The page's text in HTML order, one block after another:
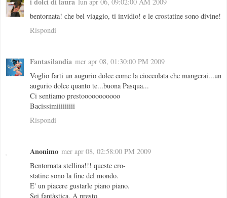
bentornata! che bel viaggio, ti invidio! e le crostatine sono divine!
Rispondi
Fantasilandia mer apr 08, 01:30:00 PM 2009
Voglio farti un augurio dolce come la cioccolata che mangerai...un
augurio dolce quanto te...buona Pasqua...
Ci sentiamo prestooooooooooo
Bacissimiiiiiiiii
Rispondi
Anonimo mer apr 08, 02:58:00 PM 2009
Bentornata stellina!!! queste cro-
statine sono la fine del mondo.
E' un piacere gustarle piano piano.
Sei fantàstica. A presto